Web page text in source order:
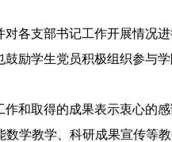
各支部书记工作开展情况
励学生党员积极组织参与
和取得的成果表示衷心的
学教学、科研成果宣传等